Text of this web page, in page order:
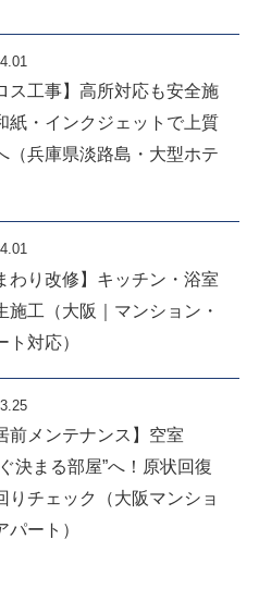
ス工事】高所対応も安全施
紙・インクジェットで上質
（兵庫県淡路島・大型ホテ
わり改修】キッチン・浴室
施工（大阪｜マンション・
ト対応）
前メンテナンス】空室
決まる部屋”へ！原状回復
りチェック（大阪マンショ
パート）